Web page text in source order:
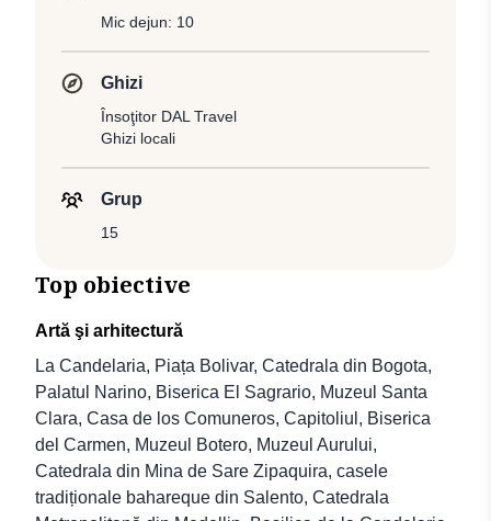
Mic dejun: 10
Ghizi
Însoţitor DAL Travel
Ghizi locali
Grup
15
Top obiective
Artă şi arhitectură
La Candelaria, Piața Bolivar, Catedrala din Bogota,
Palatul Narino, Biserica El Sagrario, Muzeul Santa
Clara, Casa de los Comuneros, Capitoliul, Biserica
del Carmen, Muzeul Botero, Muzeul Aurului,
Catedrala din Mina de Sare Zipaquira, casele
tradiționale bahareque din Salento, Catedrala